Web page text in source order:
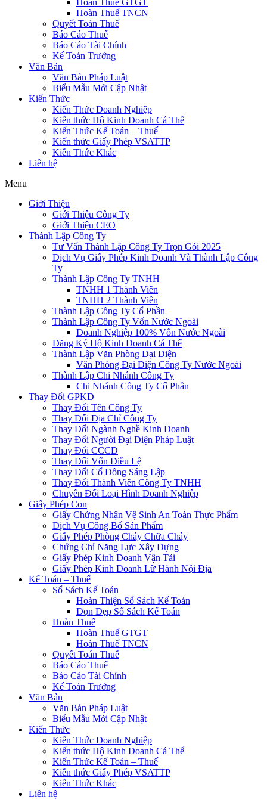
Hoàn Thuế GTGT
Hoàn Thuế TNCN
Quyết Toán Thuế
Báo Cáo Thuế
Báo Cáo Tài Chính
Kế Toán Trưởng
Văn Bản
Văn Bản Pháp Luật
Biểu Mẫu Mới Cập Nhật
Kiến Thức
Kiến Thức Doanh Nghiệp
Kiến thức Hộ Kinh Doanh Cá Thể
Kiến Thức Kế Toán – Thuế
Kiến thức Giấy Phép VSATTP
Kiến Thức Khác
Liên hệ
Menu
Giới Thiệu
Giới Thiệu Công Ty
Giới Thiệu CEO
Thành Lập Công Ty
Tư Vấn Thành Lập Công Ty Trọn Gói 2025
Dịch Vụ Giấy Phép Kinh Doanh Và Thành Lập Công
Ty
Thành Lập Công Ty TNHH
TNHH 1 Thành Viên
TNHH 2 Thành Viên
Thành Lập Công Ty Cổ Phần
Thành Lập Công Ty Vốn Nước Ngoài
Doanh Nghiệp 100% Vốn Nước Ngoài
Đăng Ký Hộ Kinh Doanh Cá Thể
Thành Lập Văn Phòng Đại Diện
Văn Phòng Đại Diện Công Ty Nước Ngoài
Thành Lập Chi Nhánh Công Ty
Chi Nhánh Công Ty Cổ Phần
Thay Đổi GPKD
Thay Đổi Tên Công Ty
Thay Đổi Địa Chỉ Công Ty
Thay Đổi Ngành Nghề Kinh Doanh
Thay Đổi Người Đại Diện Pháp Luật
Thay Đổi CCCD
Thay Đổi Vốn Điều Lệ
Thay Đổi Cổ Đông Sáng Lập
Thay Đổi Thành Viên Công Ty TNHH
Chuyển Đổi Loại Hình Doanh Nghiệp
Giấy Phép Con
Giấy Chứng Nhận Vệ Sinh An Toàn Thực Phẩm
Dịch Vụ Công Bố Sản Phẩm
Giấy Phép Phòng Cháy Chữa Cháy
Chứng Chỉ Năng Lực Xây Dựng
Giấy Phép Kinh Doanh Vận Tải
Giấy Phép Kinh Doanh Lữ Hành Nội Địa
Kế Toán – Thuế
Sổ Sách Kế Toán
Hoàn Thiện Sổ Sách Kế Toán
Dọn Dẹp Sổ Sách Kế Toán
Hoàn Thuế
Hoàn Thuế GTGT
Hoàn Thuế TNCN
Quyết Toán Thuế
Báo Cáo Thuế
Báo Cáo Tài Chính
Kế Toán Trưởng
Văn Bản
Văn Bản Pháp Luật
Biểu Mẫu Mới Cập Nhật
Kiến Thức
Kiến Thức Doanh Nghiệp
Kiến thức Hộ Kinh Doanh Cá Thể
Kiến Thức Kế Toán – Thuế
Kiến thức Giấy Phép VSATTP
Kiến Thức Khác
Liên hệ